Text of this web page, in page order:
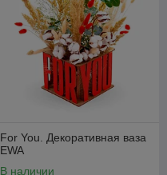
For You. Декоративная ваза
EWA
В наличии